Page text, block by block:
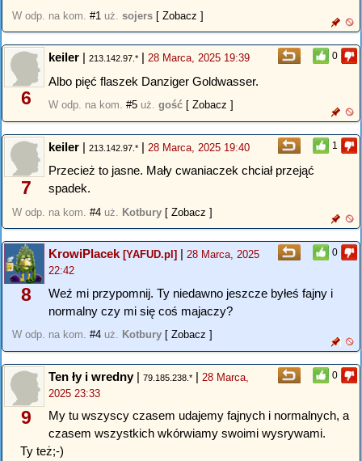
W odp. na kom. #1 uż. sojers [ Zobacz ]
0
6
keiler | 213.142.97.* | 28 Marca, 2025 19:39
Albo pięć flaszek Danziger Goldwasser.
W odp. na kom. #5 uż. gość [ Zobacz ]
1
7
keiler | 213.142.97.* | 28 Marca, 2025 19:40
Przecież to jasne. Mały cwaniaczek chciał przejąć
spadek.
W odp. na kom. #4 uż. Kotbury [ Zobacz ]
0
8
KrowiPlacek[YAFUD.pl] | 28 Marca, 2025
22:42
Weź mi przypomnij. Ty niedawno jeszcze byłeś fajny i
normalny czy mi się coś majaczy?
W odp. na kom. #4 uż. Kotbury [ Zobacz ]
0
9
Ten ły i wredny| 79.185.238.* | 28 Marca,
2025 23:33
My tu wszyscy czasem udajemy fajnych i normalnych, a
czasem wszystkich wkórwiamy swoimi wysrywami.
Ty też;-)